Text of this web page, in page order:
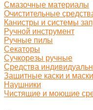
Смазочные материалы
Очистительные
Канистры и системы
Ручной инструмент
Ручные пилы
Секаторы
Сучкорезы ручные
Средства
Защитные каски и маски
Наушники
Чистящие и моющие